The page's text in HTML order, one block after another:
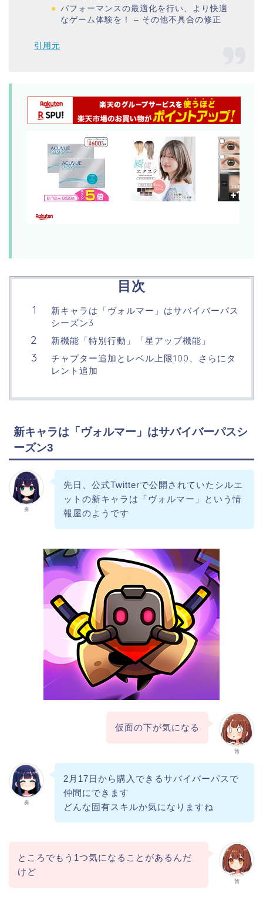
パフォーマンスの最適化を行い、より快適
なゲーム体験を！ – その他不具合の修正
引用元
目次
新キャラは「ヴォルマー」はサバイバーパス
シーズン3
新機能「特別行動」「星アップ機能」
チャプター追加とレベル上限100、さらにタ
レント追加
新キャラは「ヴォルマー」はサバイバーパスシ
ーズン3
奏
先日、公式Twitterで公開されていたシルエ
ットの新キャラは「ヴォルマー」という情
報屋のようです
茜
仮面の下が気になる
奏
2月17日から購入できるサバイバーパスで
仲間にできます
どんな固有スキルか気になりますね
茜
ところでもう1つ気になることがあるんだ
けど